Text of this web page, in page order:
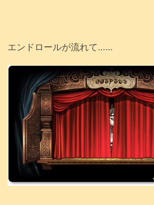
エンドロールが流れて……